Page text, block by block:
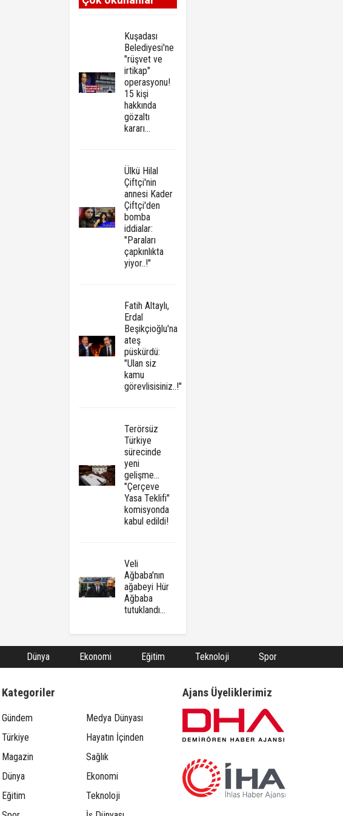
Kuşadası
Belediyesi'ne
"rüşvet ve
irtikap"
operasyonu!
15 kişi
hakkında
gözaltı
kararı...
Ülkü Hilal
Çiftçi'nin
annesi Kader
Çiftçi'den
bomba
iddialar:
"Paraları
çapkınlıkta
yiyor..!"
Fatih Altaylı,
Erdal
Beşikçioğlu'na
ateş
püskürdü:
"Ulan siz
kamu
görevlisisiniz..!"
Terörsüz
Türkiye
sürecinde
yeni
gelişme...
"Çerçeve
Yasa Teklifi"
komisyonda
kabul edildi!
Veli
Ağbaba'nın
ağabeyi Hür
Ağbaba
tutuklandı...
Dünya Ekonomi Eğitim Teknoloji Spor
Kategoriler
Gündem
Medya Dünyası
Türkiye
Hayatın İçinden
Magazin
Sağlık
Dünya
Ekonomi
Eğitim
Teknoloji
Ajans Üyeliklerimiz